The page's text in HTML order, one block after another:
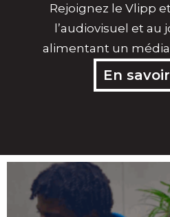
Rejoignez le Vlipp
l’audiovisuel et au
alimentant un média
En